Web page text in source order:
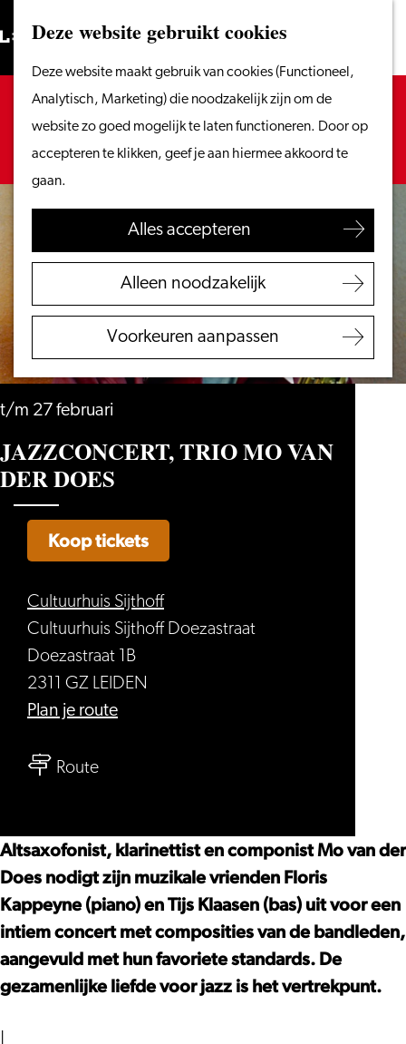
Deze website gebruikt cookies
Deze website maakt gebruik van cookies (Functioneel,
Analytisch, Marketing) die noodzakelijk zijn om de
website zo goed mogelijk te laten functioneren. Door op
accepteren te klikken, geef je aan hiermee akkoord te
gaan.
Alles accepteren
Alleen noodzakelijk
Voorkeuren aanpassen
Ga
naar
homepage
Menu
ZoekenVanaf het water
wandelen
Winkelen
Eten & drinken
Met kinderen
VVV Leiden
Bereikbaarheid
Regio Leiden
Zoeken
Sorry, deze activiteit is niet meer beschikbaar.
Bekijk hetactuele aanbodvoor de beschikbare
opties.
t/m 27 februari
JAZZCONCERT, TRIO MO VAN
DER DOES
Cultuurhuis Sijthoff
Cultuurhuis Sijthoff Doezastraat
Doezastraat 1B
2311 GZ LEIDEN
Plan je routenaar
DER
DOES
Routenaar
MO
VAN
DER
DOES
Koop tickets
Altsaxofonist, klarinettist en componist Mo van der
Does nodigt zijn muzikale vrienden Floris
Kappeyne (piano) en Tijs Klaasen (bas) uit voor een
intiem concert met composities van de bandleden,
aangevuld met hun favoriete standards. De
gezamenlijke liefde voor jazz is het vertrekpunt.